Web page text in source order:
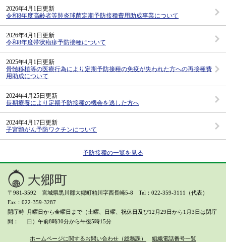
2026年4月1日更新
令和8年度高齢者等肺炎球菌定期予防接種費用助成事業について
2026年4月1日更新
令和8年度帯状疱疹予防接種について
2025年4月1日更新
骨髄移植等の医療行為により定期予防接種の免疫が失われた方への再接種費
用助成について
2024年4月25日更新
長期療養により定期予防接種の機会を逃した方へ
2024年4月17日更新
子宮頸がん予防ワクチンについて
予防接種の一覧を見る
〒981-3592 宮城県黒川郡大郷町粕川字西長崎5-8 Tel：022-359-3111（代表）
Fax：022-359-3287
開庁時
間
月曜日から金曜日まで（土曜、日曜、祝休日及び12月29日から1月3日は閉庁
日） 午前8時30分から午後5時15分
ホームページに関するお問い合わせ（総務課） 組織電話番号一覧